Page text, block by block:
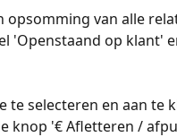
opsomming van alle
'Openstaand op klant'
te selecteren en aan te
knop '€ Afletteren /